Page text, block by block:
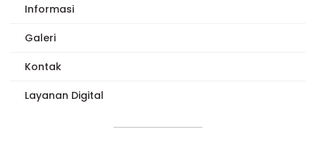
Informasi
Galeri
Kontak
Layanan Digital